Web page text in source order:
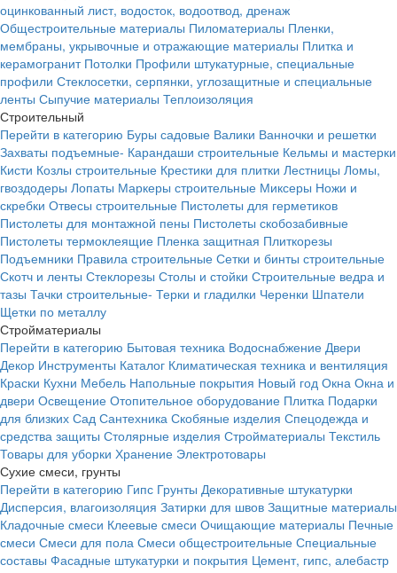
оцинкованный лист, водосток, водоотвод, дренаж
Общестроительные материалы Пиломатериалы Пленки,
мембраны, укрывочные и отражающие материалы Плитка и
керамогранит Потолки Профили штукатурные, специальные
профили Стеклосетки, серпянки, углозащитные и специальные
ленты Сыпучие материалы Теплоизоляция
Строительный
Перейти в категорию Буры садовые Валики Ванночки и решетки
Захваты подъемные- Карандаши строительные Кельмы и мастерки
Кисти Козлы строительные Крестики для плитки Лестницы Ломы,
гвоздодеры Лопаты Маркеры строительные Миксеры Ножи и
скребки Отвесы строительные Пистолеты для герметиков
Пистолеты для монтажной пены Пистолеты скобозабивные
Пистолеты термоклеящие Пленка защитная Плиткорезы
Подъемники Правила строительные Сетки и бинты строительные
Скотч и ленты Стеклорезы Столы и стойки Строительные ведра и
тазы Тачки строительные- Терки и гладилки Черенки Шпатели
Щетки по металлу
Стройматериалы
Перейти в категорию Бытовая техника Водоснабжение Двери
Декор Инструменты Каталог Климатическая техника и вентиляция
Краски Кухни Мебель Напольные покрытия Новый год Окна Окна и
двери Освещение Отопительное оборудование Плитка Подарки
для близких Сад Сантехника Скобяные изделия Спецодежда и
средства защиты Столярные изделия Стройматериалы Текстиль
Товары для уборки Хранение Электротовары
Сухие смеси, грунты
Перейти в категорию Гипс Грунты Декоративные штукатурки
Дисперсия, влагоизоляция Затирки для швов Защитные материалы
Кладочные смеси Клеевые смеси Очищающие материалы Печные
смеси Смеси для пола Смеси общестроительные Специальные
составы Фасадные штукатурки и покрытия Цемент, гипс, алебастр